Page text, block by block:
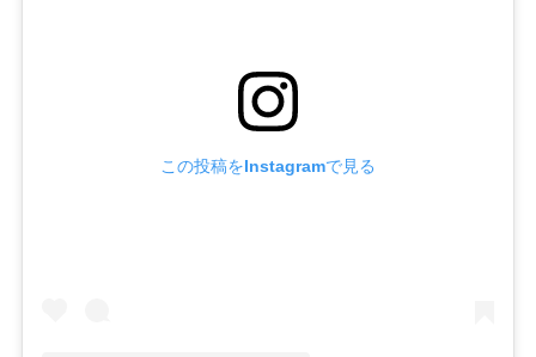
この投稿をInstagramで見る